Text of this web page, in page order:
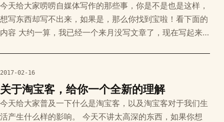
今天给大家唠唠自媒体写作的那些事，你是不是也是这样，
想写东西却写不出来，如果是，那么你找到宝啦！看下面的
内容 大约一算，我已经一个来月没写文章了，现在写起来
养。 上了这么多年的学，我们也写了若干篇作文，可能你
很厌倦写作（字数限制太多，分数还那么多，不写不行
2017-02-16
关于淘宝客，给你一个全新的理解
今天给大家普及一下什么是淘宝客，以及淘宝客对于我们生
活产生什么样的影响。 今天不讲太高深的东西，如果你想